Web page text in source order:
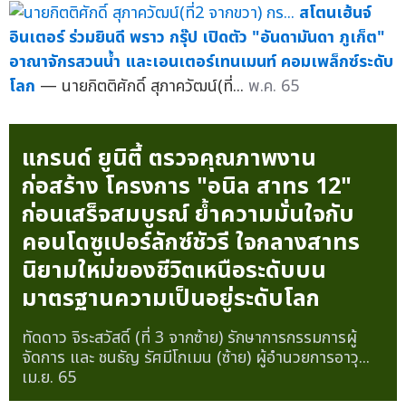
สโตนเฮ้นจ์
อินเตอร์ ร่วมยินดี พราว กรุ๊ป เปิดตัว "อันดามันดา ภูเก็ต"
อาณาจักรสวนน้ำ และเอนเตอร์เทนเมนท์ คอมเพล็กซ์ระดับ
โลก — นายกิตติศักดิ์ สุภาควัฒน์(ที่... พ.ค. 65
แกรนด์ ยูนิตี้ ตรวจคุณภาพงาน
ก่อสร้าง โครงการ "อนิล สาทร 12"
ก่อนเสร็จสมบูรณ์ ย้ำความมั่นใจกับ
คอนโดซูเปอร์ลักซ์ชัวรี ใจกลางสาทร
นิยามใหม่ของชีวิตเหนือระดับบน
มาตรฐานความเป็นอยู่ระดับโลก
ทัดดาว จิระสวัสดิ์ (ที่ 3 จากซ้าย) รักษาการกรรมการผู้
จัดการ และ ชนธัญ รัศมีโกเมน (ซ้าย) ผู้อำนวยการอาวุ...
เม.ย. 65